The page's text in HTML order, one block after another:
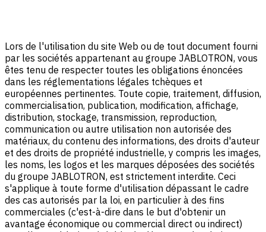
Lors de l'utilisation du site Web ou de tout document fourni
par les sociétés appartenant au groupe JABLOTRON, vous
êtes tenu de respecter toutes les obligations énoncées
dans les réglementations légales tchèques et
européennes pertinentes. Toute copie, traitement, diffusion,
commercialisation, publication, modification, affichage,
distribution, stockage, transmission, reproduction,
communication ou autre utilisation non autorisée des
matériaux, du contenu des informations, des droits d'auteur
et des droits de propriété industrielle, y compris les images,
les noms, les logos et les marques déposées des sociétés
du groupe JABLOTRON, est strictement interdite. Ceci
s'applique à toute forme d'utilisation dépassant le cadre
des cas autorisés par la loi, en particulier à des fins
commerciales (c'est-à-dire dans le but d'obtenir un
avantage économique ou commercial direct ou indirect)